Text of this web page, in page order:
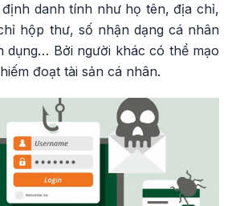
danh tính như họ tên, địa chỉ,
hộp thư, số nhận dạng cá nhân
dụng… Bởi người khác có thể mạo
đoạt tài sản cá nhân.